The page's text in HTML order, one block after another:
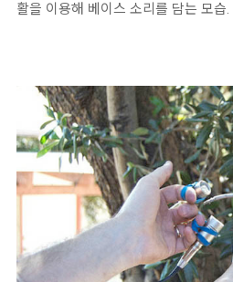
활을 이용해 베이스 소리를 담는 모습.